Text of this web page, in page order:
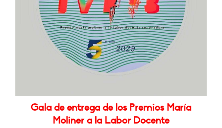
Gala de entrega de los Premios María
Moliner a la Labor Docente